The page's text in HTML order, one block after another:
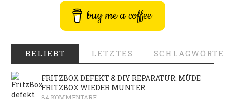
buy me a coffee
BELIEBT LETZTES
FRITZBOX DEFEKT & DIY REPARATUR: MÜDE
FRITZBOX WIEDER MUNTER